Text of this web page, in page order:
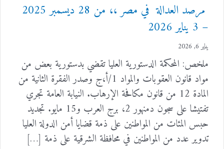
مرصد العدالة في مصر ،، من 28 ديسمبر 2025
– 3 يناير 2026
يناير 6, 2026
ملخص: المحكمة الدستورية العليا تقضي بدستورية بعض من
مواد قانون العقوبات والمواد 1/أ،ج وصدر الفقرة الثانية من
المادة 12 من قانون مكافحة الإرهاب. النيابة العامة تجري
تفتيشا على سجون دمنهور 2، برج العرب و15 مايو. تجديد
حبس المئات من المواطنين على ذمة قضايا أمن الدولة العليا
تدوير عدد من المواطنين في محافظة الشرقية على ذمة […]